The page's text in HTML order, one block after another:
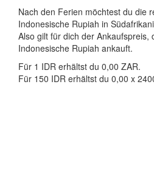
Nach den Ferien möchtest du die
Indonesische Rupiah in
Also gilt für dich der Ankaufspreis,
Indonesische Rupiah ankauft.
Für 1 IDR erhältst du 0,00 ZAR.
Für 150 IDR erhältst du 0,00 x